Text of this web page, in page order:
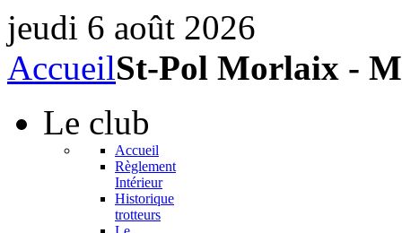
jeudi 6 août 2026
AccueilSt-Pol Morlaix -
Le club
Accueil
Règlement
Intérieur
Historique
trotteurs